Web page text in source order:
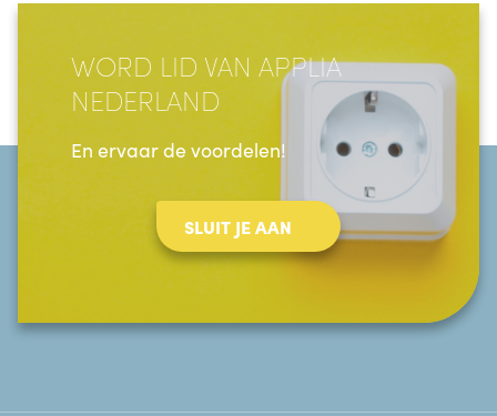
WORD LID VAN APPLIA
NEDERLAND
En ervaar de voordelen!
SLUIT JE AAN